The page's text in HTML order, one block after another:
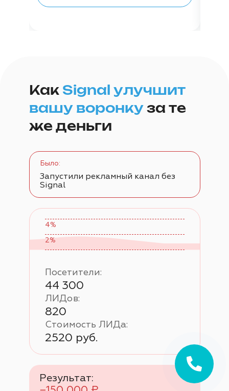
Как Signal улучшит
вашу воронкуза те
же деньги
Было:
Запустили рекламный канал без
Signal
4%
2%
Посетители:
44 300
ЛИДов:
820
Стоимость ЛИДа:
2520 руб.
Результат: